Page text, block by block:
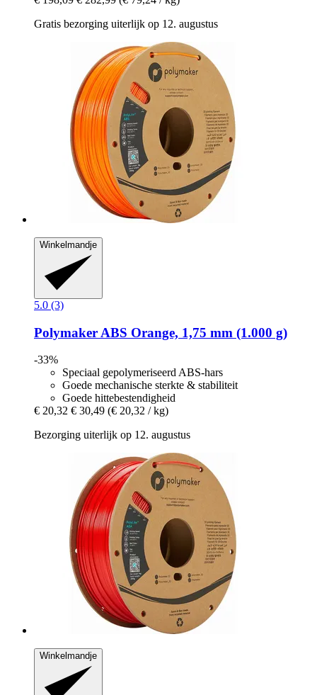
Gratis bezorging uiterlijk op 12. augustus
Winkelmandje
5.0 (3)
Polymaker ABS Orange, 1,75 mm (1.000 g)
-33%
Speciaal gepolymeriseerd ABS-hars
Goede mechanische sterkte & stabiliteit
Goede hittebestendigheid
€ 20,32 € 30,49 (€ 20,32 / kg)
Bezorging uiterlijk op 12. augustus
Winkelmandje